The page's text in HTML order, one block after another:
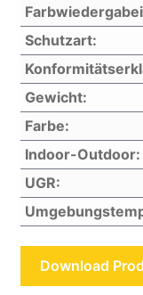
Schutzart:
Gewicht:
Farbe:
Indoor-Outdoor:
UGR:
Download